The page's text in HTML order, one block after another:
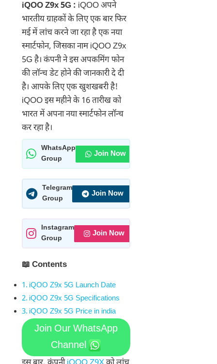
iQOO Z9x 5G : iQOO अपने
भारतीय ग्राहकों के लिए एक बार फिर
मई में लांच करने जा रहा है एक नया
स्मार्टफोन, जिसका नाम iQOO Z9x
5G है। कंपनी ने इस अपकमिंग फोन
की लॉन्च डेट होने की जानकारी दे दी
है। आपके लिए एक खुशखबरी है!
iQOO इस महीने के 16 तारीख को
भारत में अपना नया स्मार्टफोन लॉन्च
कर रहा है।
WhatsApp
Group
Join Now
Telegram
Group
Join Now
Instagram
Group
Join Now
📖 Contents
iQOO Z9x 5G Launch Date
iQOO Z9x 5G Specifications
iQOO Z9x 5G Price in india
Join Our WhatsApp
Channel